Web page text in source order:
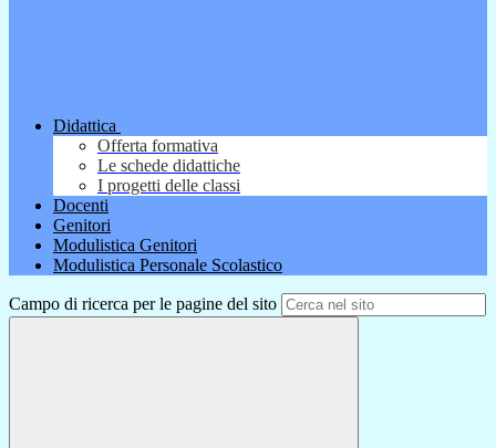
Didattica
Offerta formativa
Le schede didattiche
I progetti delle classi
Docenti
Genitori
Modulistica Genitori
Modulistica Personale Scolastico
Campo di ricerca per le pagine del sito